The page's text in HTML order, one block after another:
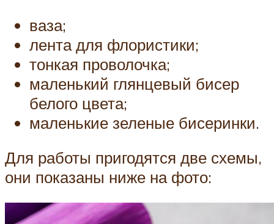
ваза;
лента для флористики;
тонкая проволочка;
маленький глянцевый бисер
белого цвета;
маленькие зеленые бисеринки.
Для работы пригодятся две схемы,
они показаны ниже на фото: